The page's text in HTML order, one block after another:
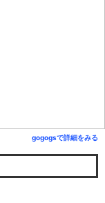
gogogsで詳細をみる